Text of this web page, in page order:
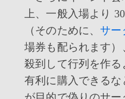
上、一般入場より
（そのために、サー
場券も配られます
殺到して行列を作る
有利に購入できる